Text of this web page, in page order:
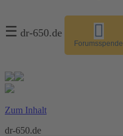
☰ dr-650.de
Forumsspende
Zum Inhalt
dr-650.de